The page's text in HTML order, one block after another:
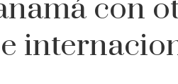
con